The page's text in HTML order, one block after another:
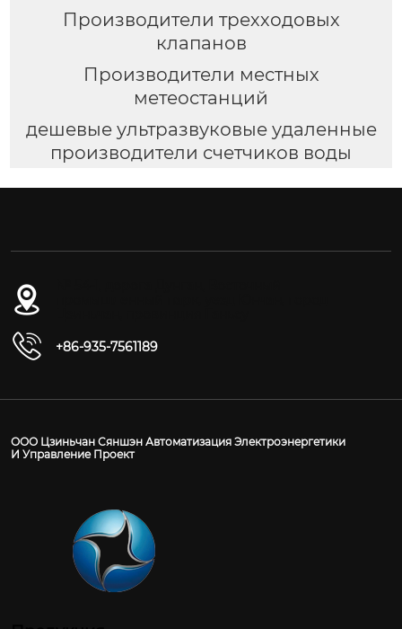
Производители трехходовых
клапанов
Производители местных
метеостанций
дешевые ультразвуковые удаленные
производители счетчиков воды
+86-935-7561189
ООО Цзиньчан Сяншэн Автоматизация Электроэнергетики
И Управление Проект